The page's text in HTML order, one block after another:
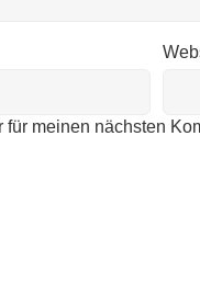
meinen nächsten